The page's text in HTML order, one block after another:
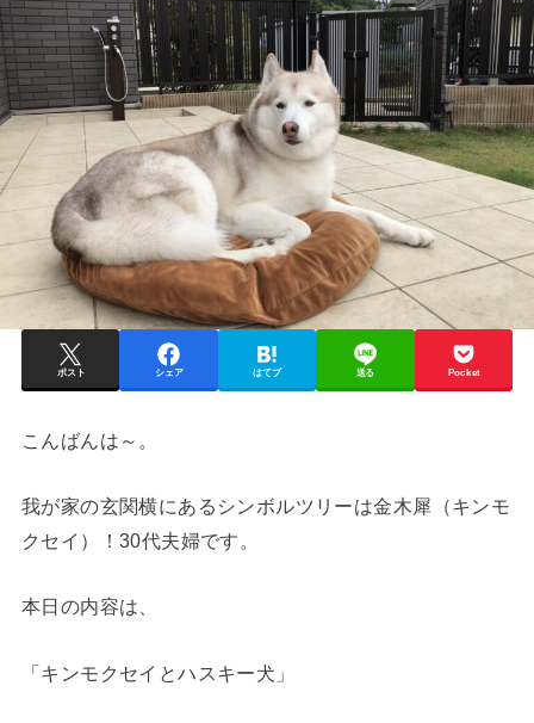
ポスト シェア はてブ 送る Pocket
こんばんは～。
我が家の玄関横にあるシンボルツリーは金木犀（キンモ
クセイ）！30代夫婦です。
本日の内容は、
「キンモクセイとハスキー犬」